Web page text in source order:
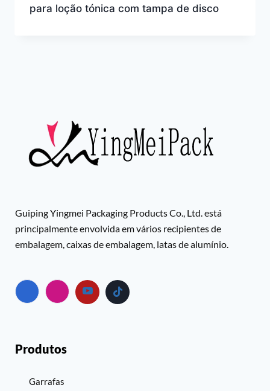
para loção tónica com tampa de disco
Guiping Yingmei Packaging Products Co., Ltd. está
principalmente envolvida em vários recipientes de
embalagem, caixas de embalagem, latas de alumínio.
Produtos
Garrafas